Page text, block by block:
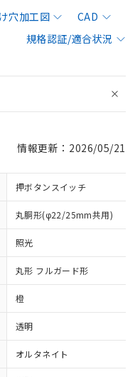
穴加工図
CAD
規格認証/適合状況
情報更新：2026/05/21
押ボタンスイッチ
丸胴形(φ22/25mm共用)
照光
丸形 フルガード形
橙
透明
オルタネイト